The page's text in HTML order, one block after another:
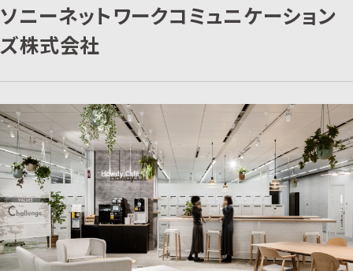
ソニーネットワークコミュニケーション
ズ株式会社